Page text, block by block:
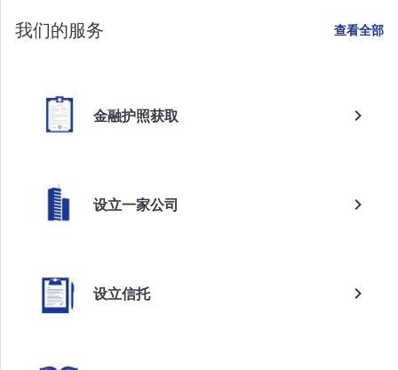
我们的服务 查看全部
金融护照获取
设立一家公司
设立信托